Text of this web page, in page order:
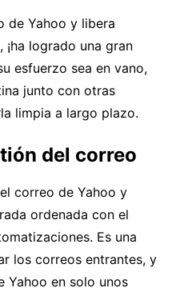
de Yahoo y libera
logrado una gran
esfuerzo sea en vano,
junto con otras
limpia a largo plazo.
del correo
correo de Yahoo y
ordenada con el
Es una
los correos entrantes, y
Yahoo en solo unos